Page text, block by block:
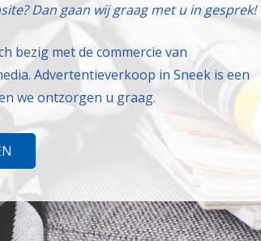
Dan gaan wij graag met u in gesprek!
bezig met de commercie van
Advertentieverkoop in Sneek is een
we ontzorgen u graag.